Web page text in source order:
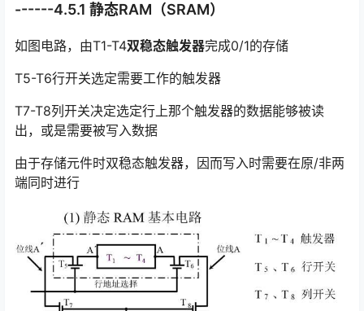
------4.5.1 静态RAM（SRAM）
如图电路，由T1-T4双稳态触发器完成0/1的存储
T5-T6行开关选定需要工作的触发器
T7-T8列开关决定选定行上那个触发器的数据能够被读
出，或是需要被写入数据
由于存储元件时双稳态触发器，因而写入时需要在原/非两
端同时进行